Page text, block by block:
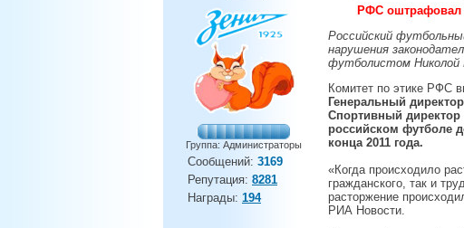
Группа: Администраторы
Сообщений: 3169
Репутация: 8281
Награды: 194
РФС оштрафовал
Российский
нарушения
футболистом Николой
Комитет по этике РФС
Генеральный
Спортивный директор
российском футболе
конца 2011 года.
«Когда происходило
гражданского, так и
расторжение
РИА Новости.